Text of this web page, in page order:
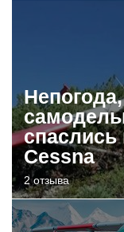
Cessna
2 отзыва